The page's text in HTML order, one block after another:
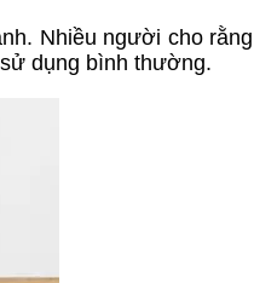
Nhiều người cho rằng
dụng bình thường.